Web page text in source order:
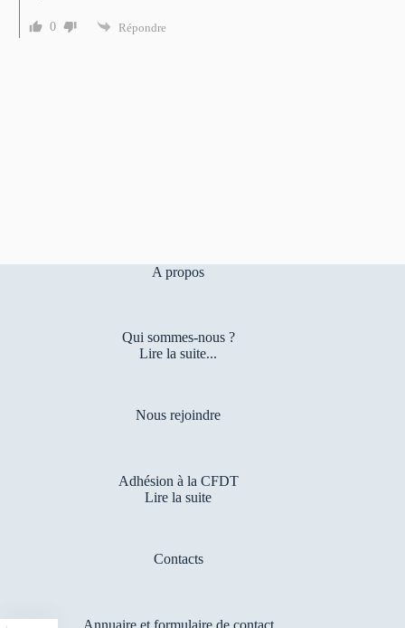
0 Répondre
A propos
Qui sommes-nous ?
Lire la suite...
Nous rejoindre
Adhésion à la CFDT
Lire la suite
Contacts
Annuaire et formulaire de contact